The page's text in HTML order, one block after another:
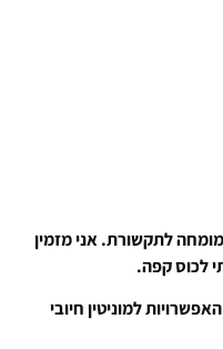
לתקשורת. אני מזמין
לכוס קפה.
למוניטין חיובי